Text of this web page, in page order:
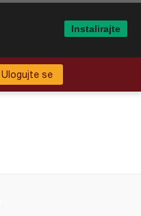
Ulogujte se
Instalirajte